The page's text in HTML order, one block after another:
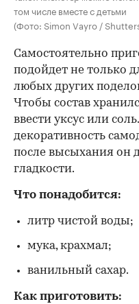
том числе вместе с детьми
(Фото: Simon Vayro /
Самостоятельно
подойдет не только
любых других
Чтобы состав
ввести уксус или
декоративность
после высыхания он
гладкости.
Что понадобится:
литр чистой воды;
мука, крахмал;
ванильный сахар.
Как приготовить: